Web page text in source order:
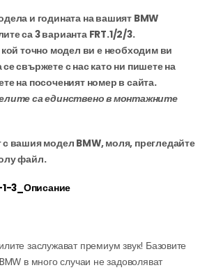
и годината на вашият BMW
са 3 варианта FRT.1/2/3.
точно модел ви е необходим ви
свържете с нас като ни пишете на
на посоченият номер в сайта.
са единствено в монтажните
вашия модел BMW, моля, прегледайте
файл.
3_Описание
заслужават премиум звук! Базовите
в много случаи не задоволяват